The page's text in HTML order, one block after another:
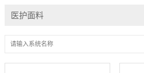
医护面料